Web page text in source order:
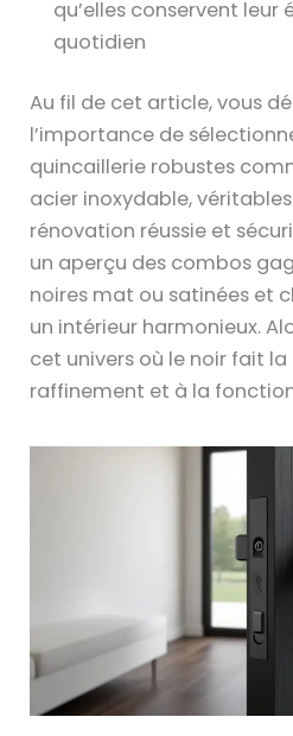
qu’elles conservent leur
quotidien
Au fil de cet article, vous
l’importance de
quincaillerie robustes
acier inoxydable, véritables
rénovation réussie et
un aperçu des combos
noires mat ou satinées et
un intérieur harmonieux.
cet univers où le noir fait
raffinement et à la